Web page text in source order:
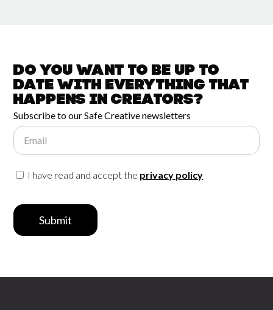
Do you want to be up to
date witheverything that
happens inCreators?
Subscribe to our Safe Creative newsletters
Email
I have read and accept the privacy policy
Submit